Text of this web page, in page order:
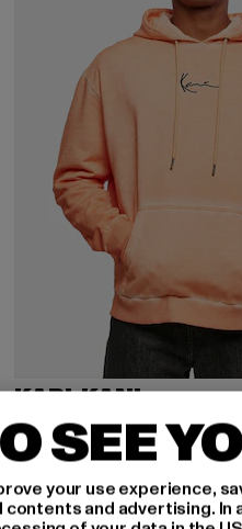
KARL KANI
Small Signature Washe
65,59 EUR
Derzeitiger Preis: 65,59
79,99 EUR
SEE
your use experience,
and advertising.